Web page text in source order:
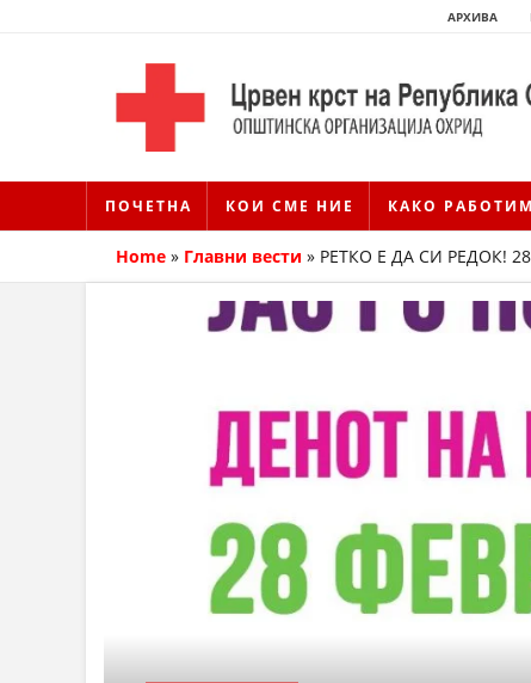
АРХИВА
ПОЧЕТНА КОИ СМЕ НИЕ КАКО
Home » Главни вести » РЕТКО Е ДА СИ РЕДОК!